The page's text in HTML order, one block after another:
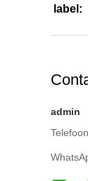
label:
admin